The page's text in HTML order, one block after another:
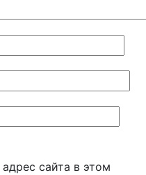
сайта в этом